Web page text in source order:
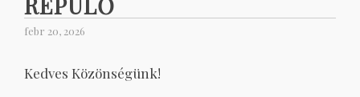
febr 20, 2026
Kedves Közönségünk!